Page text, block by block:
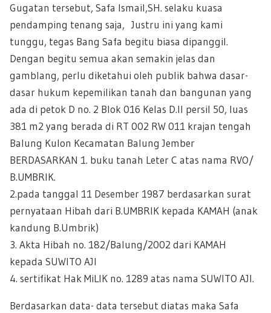
Gugatan tersebut, Safa Ismail,SH. selaku kuasa
pendamping tenang saja, Justru ini yang kami
tunggu, tegas Bang Safa begitu biasa dipanggil.
Dengan begitu semua akan semakin jelas dan
gamblang, perlu diketahui oleh publik bahwa dasar-
dasar hukum kepemilikan tanah dan bangunan yang
ada di petok D no. 2 Blok 016 Kelas D.II persil 50, luas
381 m2 yang berada di RT 002 RW 011 krajan tengah
Balung Kulon Kecamatan Balung Jember
BERDASARKAN 1. buku tanah Leter C atas nama RVO/
B.UMBRIK.
2.pada tanggal 11 Desember 1987 berdasarkan surat
pernyataan Hibah dari B.UMBRIK kepada KAMAH (anak
kandung B.Umbrik)
3. Akta Hibah no. 182/Balung/2002 dari KAMAH
kepada SUWITO AJI
4. sertifikat Hak MiLIK no. 1289 atas nama SUWITO AJI.
Berdasarkan data- data tersebut diatas maka Safa